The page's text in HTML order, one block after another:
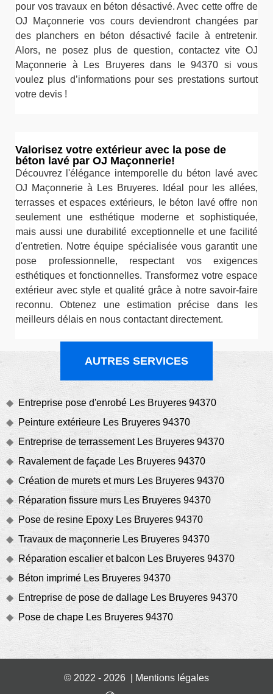
pour vos travaux en béton désactivé. Avec cette offre de
OJ Maçonnerie vos cours deviendront changées par
des planchers en béton désactivé facile à entretenir.
Alors, ne posez plus de question, contactez vite OJ
Maçonnerie à Les Bruyeres dans le 94370 si vous
voulez plus d’informations pour ses prestations surtout
votre devis !
Valorisez votre extérieur avec la pose de
béton lavé par OJ Maçonnerie!
Découvrez l'élégance intemporelle du béton lavé avec
OJ Maçonnerie à Les Bruyeres. Idéal pour les allées,
terrasses et espaces extérieurs, le béton lavé offre non
seulement une esthétique moderne et sophistiquée,
mais aussi une durabilité exceptionnelle et une facilité
d'entretien. Notre équipe spécialisée vous garantit une
pose professionnelle, respectant vos exigences
esthétiques et fonctionnelles. Transformez votre espace
extérieur avec style et qualité grâce à notre savoir-faire
reconnu. Obtenez une estimation précise dans les
meilleurs délais en nous contactant directement.
AUTRES SERVICES
Entreprise pose d'enrobé Les Bruyeres 94370
Peinture extérieure Les Bruyeres 94370
Entreprise de terrassement Les Bruyeres 94370
Ravalement de façade Les Bruyeres 94370
Création de murets et murs Les Bruyeres 94370
Réparation fissure murs Les Bruyeres 94370
Pose de resine Epoxy Les Bruyeres 94370
Travaux de maçonnerie Les Bruyeres 94370
Réparation escalier et balcon Les Bruyeres 94370
Béton imprimé Les Bruyeres 94370
Entreprise de pose de dallage Les Bruyeres 94370
Pose de chape Les Bruyeres 94370
© 2022 - 2026 | Mentions légales